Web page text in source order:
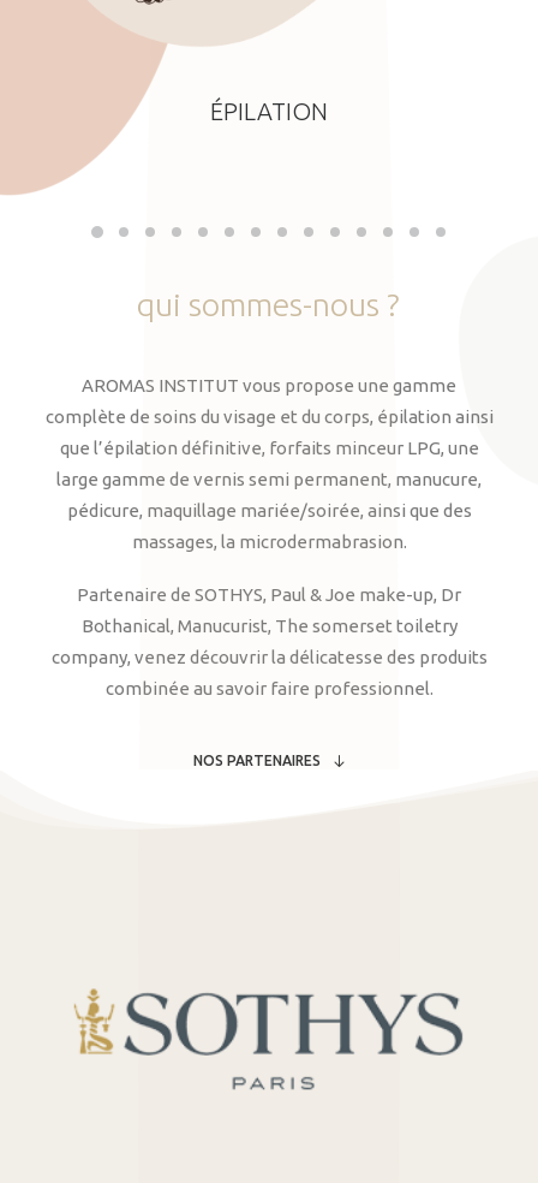
ÉPILATION
qui sommes-nous ?
AROMAS INSTITUT vous propose une gamme
complète de soins du visage et du corps, épilation ainsi
que l’épilation définitive, forfaits minceur LPG, une
large gamme de vernis semi permanent, manucure,
pédicure, maquillage mariée/soirée, ainsi que des
massages, la microdermabrasion.
Partenaire de SOTHYS, Paul & Joe make-up, Dr
Bothanical, Manucurist, The somerset toiletry
company, venez découvrir la délicatesse des produits
combinée au savoir faire professionnel.
NOS PARTENAIRES